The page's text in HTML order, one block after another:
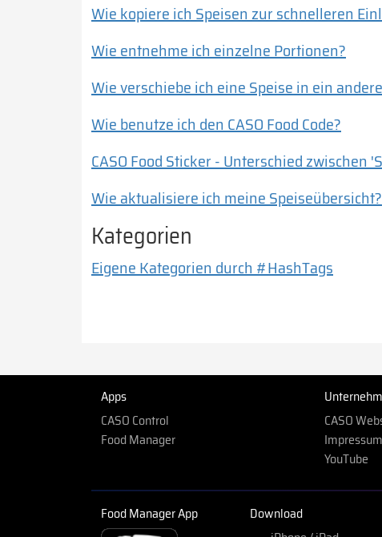
Wie kopiere ich Speisen zur schnelleren
Wie entnehme ich einzelne Portionen?
Wie verschiebe ich eine Speise in ein
Wie benutze ich den CASO Food Code?
CASO Food Sticker - Unterschied zwischen
Wie aktualisiere ich meine Speiseübersicht?
Kategorien
Eigene Kategorien durch #HashTags
Apps
CASO Control
Food Manager
CASO
Impressum
YouTube
Food Manager App
Download